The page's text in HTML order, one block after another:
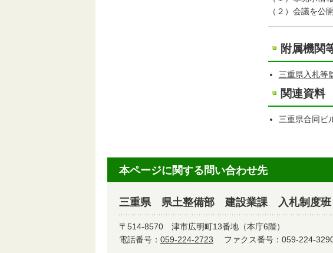
（２）会議を公
附属機関
三重県入札等
関連資料
三重県合同ビ
本ページに関する問い合わせ先
三重県 県土整備部 建設業課 入札制度班
〒514-8570 津市広明町13番地（本庁6階）
電話番号： 059-224-2723 ファクス番号：059-224-